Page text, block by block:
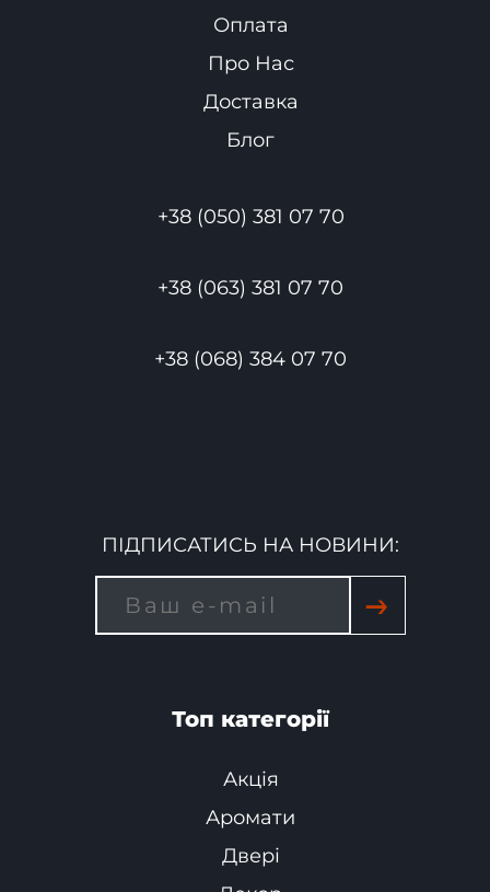
Оплата
Про Нас
Доставка
Блог
+38 (050) 381 07 70
+38 (063) 381 07 70
+38 (068) 384 07 70
ПІДПИСАТИСЬ НА НОВИНИ:
→
Топ категорії
Акція
Аромати
Двері